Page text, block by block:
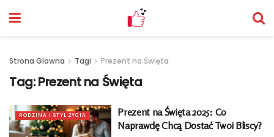
Strona Glowna Tagi Prezent na Święta
Tag:Prezent na Święta
RODZINA I STYL ŻYCIA
Prezent na Święta 2025: Co
Naprawdę Chcą Dostać Twoi Bliscy?